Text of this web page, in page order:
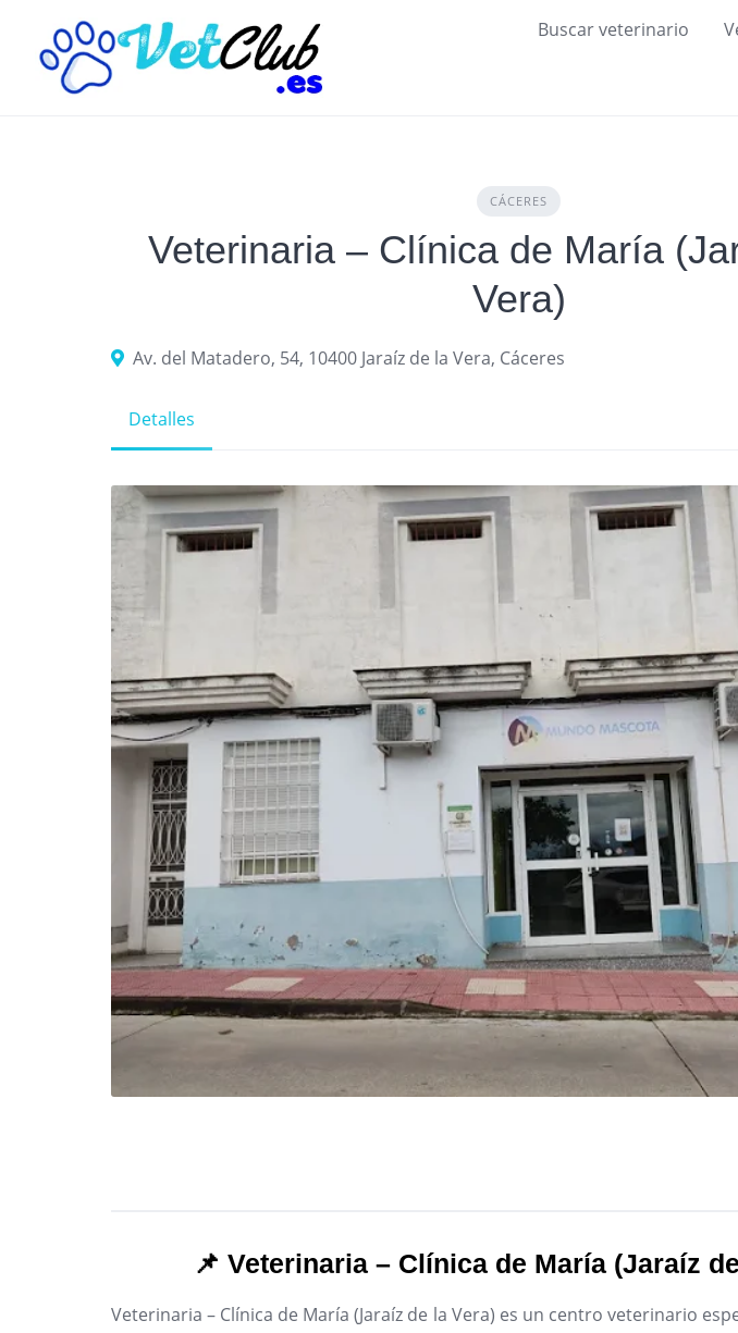
content
Buscar veterinario
CÁCERES
Veterinaria – Clínica de María
Vera)
Av. del Matadero, 54, 10400 Jaraíz de la Vera, Cáceres
Detalles
📌 Veterinaria – Clínica de María (Jaraíz
Veterinaria – Clínica de María (Jaraíz de la Vera) es un centro veterinario